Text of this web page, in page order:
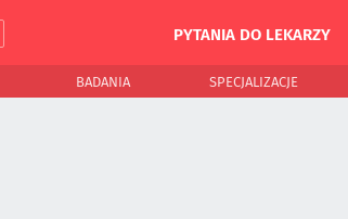
PYTANIA DO LEKARZY
BADANIA SPECJALIZACJE